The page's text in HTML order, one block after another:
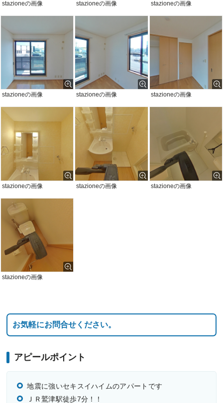
stazioneの画像 stazioneの画像 stazioneの画像
stazioneの画像 stazioneの画像 stazioneの画像
stazioneの画像 stazioneの画像 stazioneの画像
stazioneの画像
お気軽にお問合せください。
アピールポイント
地震に強いセキスイハイムのアパートです
ＪＲ鷲津駅徒歩7分！！